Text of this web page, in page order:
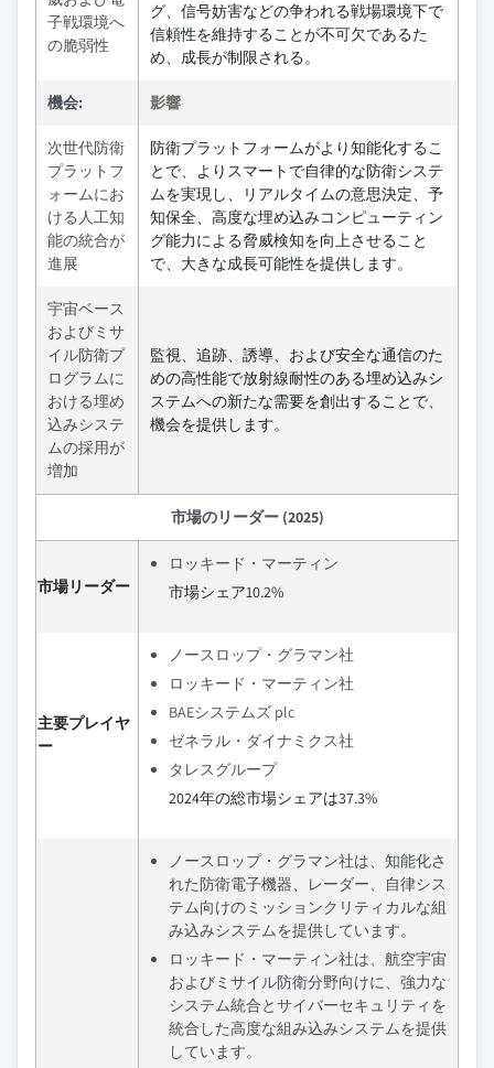
子戦環境へ
の脆弱性
グ、信号妨害などの争われる戦場環境下で
信頼性を維持することが不可欠であるた
め、成長が制限される。
機会: 影響
次世代防衛
プラットフ
ォームにお
ける人工知
能の統合が
進展
防衛プラットフォームがより知能化するこ
とで、よりスマートで自律的な防衛システ
ムを実現し、リアルタイムの意思決定、予
知保全、高度な埋め込みコンピューティン
グ能力による脅威検知を向上させること
で、大きな成長可能性を提供します。
宇宙ベース
およびミサ
イル防衛プ
ログラムに
おける埋め
込みシステ
ムの採用が
増加
監視、追跡、誘導、および安全な通信のた
めの高性能で放射線耐性のある埋め込みシ
ステムへの新たな需要を創出することで、
機会を提供します。
市場のリーダー (2025)
市場リーダー
ロッキード・マーティン
市場シェア10.2%
主要プレイヤ
ー
ノースロップ・グラマン社
ロッキード・マーティン社
BAEシステムズ plc
ゼネラル・ダイナミクス社
タレスグループ
2024年の総市場シェアは37.3%
ノースロップ・グラマン社は、知能化さ
れた防衛電子機器、レーダー、自律シス
テム向けのミッションクリティカルな組
み込みシステムを提供しています。
ロッキード・マーティン社は、航空宇宙
およびミサイル防衛分野向けに、強力な
システム統合とサイバーセキュリティを
統合した高度な組み込みシステムを提供
しています。